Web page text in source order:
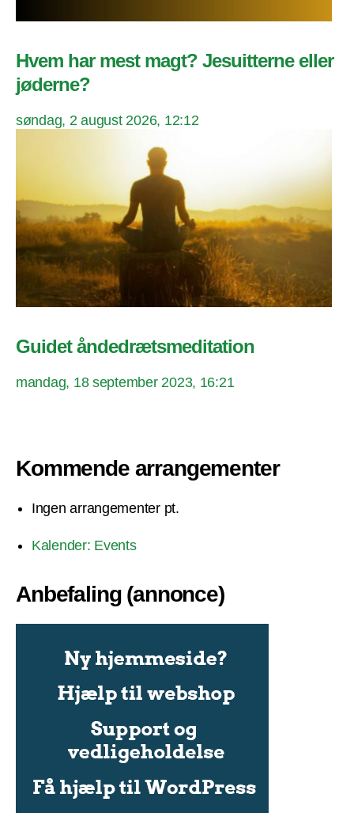
Hvem har mest magt? Jesuitterne eller
jøderne?
søndag, 2 august 2026, 12:12
Guidet åndedrætsmeditation
mandag, 18 september 2023, 16:21
Kommende arrangementer
Ingen arrangementer pt.
Kalender: Events
Anbefaling (annonce)